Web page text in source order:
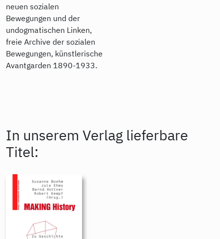
neuen sozialen
Bewegungen und der
undogmatischen Linken,
freie Archive der sozialen
Bewegungen, künstlerische
Avantgarden 1890-1933.
In unserem Verlag lieferbare
Titel: